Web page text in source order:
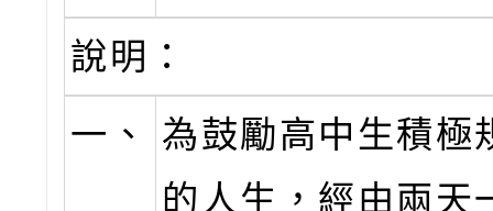
說明：
一、
為鼓勵高中生積極
的人生，經由兩天